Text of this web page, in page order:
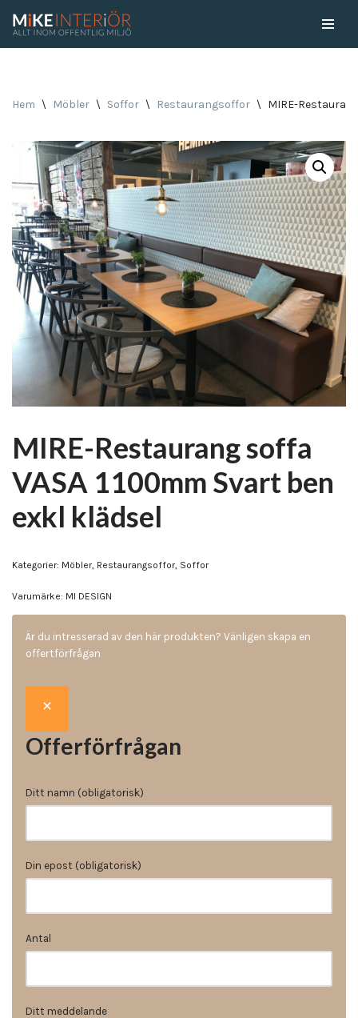
Hem \ Möbler \ Soffor \ Restaurangsoffor \ MIRE-
MIRE-Restaurang soffa
VASA 1100mm Svart ben
exkl klädsel
Kategorier: Möbler, Restaurangsoffor, Soffor
Varumärke: MI DESIGN
Är du intresserad av den här produkten? Vänligen skapa en
offertförfrågan
Offerförfrågan
Ditt namn (obligatorisk)
Din epost (obligatorisk)
Antal
Ditt meddelande